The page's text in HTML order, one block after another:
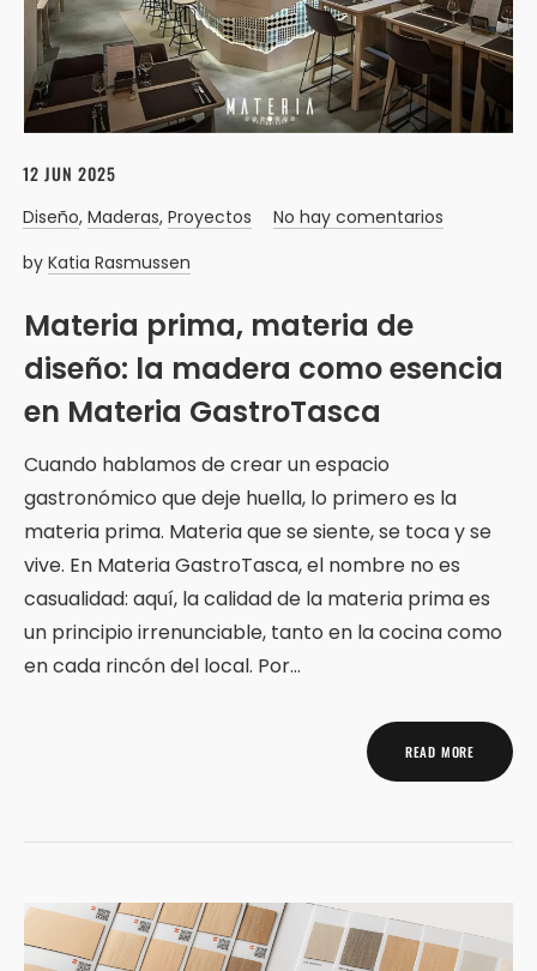
12 JUN 2025
Diseño, Maderas, Proyectos
No hay comentarios
by Katia Rasmussen
Materia prima, materia de
diseño: la madera como esencia
en Materia GastroTasca
Cuando hablamos de crear un espacio
gastronómico que deje huella, lo primero es la
materia prima. Materia que se siente, se toca y se
vive. En Materia GastroTasca, el nombre no es
casualidad: aquí, la calidad de la materia prima es
un principio irrenunciable, tanto en la cocina como
en cada rincón del local. Por…
READ MORE